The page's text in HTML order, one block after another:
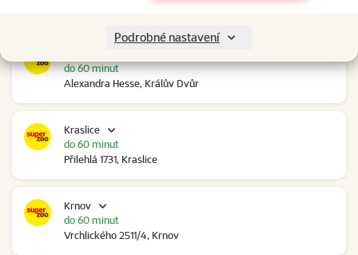
Podrobné nastavení
Alexandra Hesse, Králův Dvůr
do 60 minut
Kraslice
Přilehlá 1731, Kraslice
do 60 minut
Krnov
Vrchlického 2511/4, Krnov
do 60 minut